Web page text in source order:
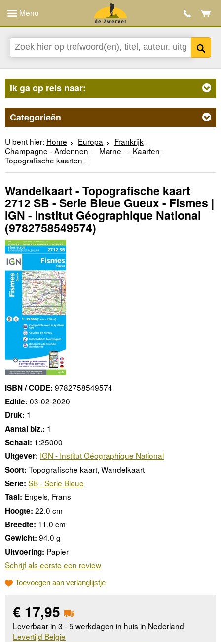
Menu
Ik ga op reis naar:
Categorieën
U bent hier: Home Europa
Frankrijk
Champagne - Ardennen
Marne
Kaarten
Topografische kaarten
Wandelkaart - Topografische kaart
2712 SB - Serie Bleue Gueux - Fismes |
IGN - Institut Géographique National
(9782758549574)
ISBN / CODE: 9782758549574
Editie: 03-02-2020
Druk: 1
Aantal blz.: 1
Schaal: 1:25000
Uitgever: IGN - Institut Géographique National
Soort: Topografische kaart, Wandelkaart
Serie: SB - Serie Bleue
Taal: Engels, Frans
Hoogte: 22.0 cm
Breedte: 11.0 cm
Gewicht: 94.0 g
Uitvoering: Papier
Schrijf als eerste een review
Toevoegen aan verlanglijstje
€ 17,95
Leverbaar in 3 - 5 werkdagen in huis in Nederland
Levertijd Belgie